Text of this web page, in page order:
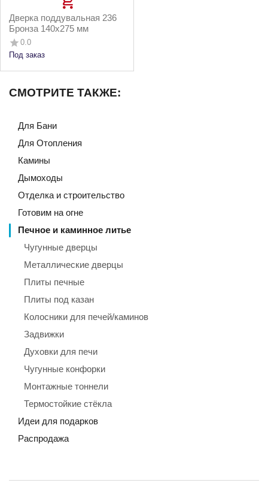
Дверка поддувальная 236
Бронза 140х275 мм
0.0
Под заказ
СМОТРИТЕ ТАКЖЕ:
Для Бани
Для Отопления
Камины
Дымоходы
Отделка и строительство
Готовим на огне
Печное и каминное литье
Чугунные дверцы
Металлические дверцы
Плиты печные
Плиты под казан
Колосники для печей/каминов
Задвижки
Духовки для печи
Чугунные конфорки
Монтажные тоннели
Термостойкие стёкла
Идеи для подарков
Распродажа